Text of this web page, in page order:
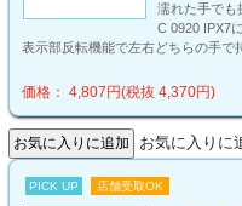
濡れた手でも
C 0920 IPX7
表示部反転機能で左右どちらの手で
価格： 4,807円(税抜 4,370円)
お気に入りに
PICK UP 店舗受取OK